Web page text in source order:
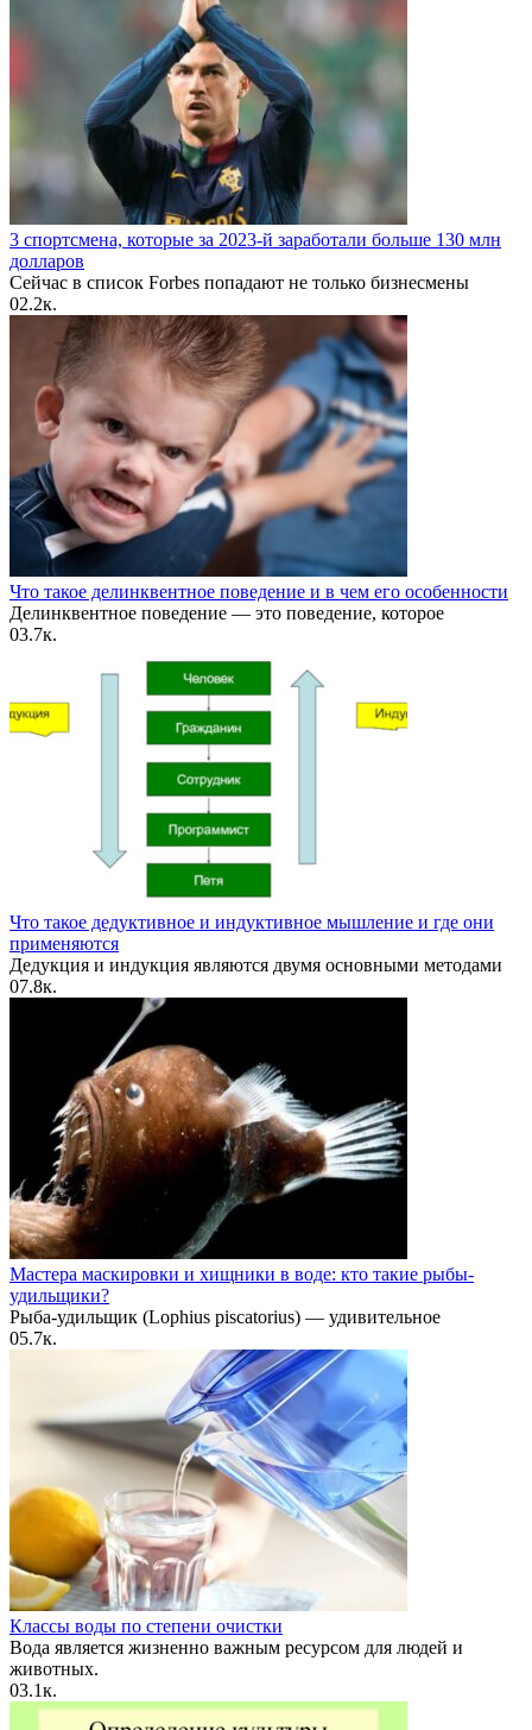
3 спортсмена, которые за 2023-й заработали больше 130 млн
долларов
Сейчас в список Forbes попадают не только бизнесмены
02.2к.
Что такое делинквентное поведение и в чем его особенности
Делинквентное поведение — это поведение, которое
03.7к.
Что такое дедуктивное и индуктивное мышление и где они
применяются
Дедукция и индукция являются двумя основными методами
07.8к.
Мастера маскировки и хищники в воде: кто такие рыбы-
удильщики?
Рыба-удильщик (Lophius piscatorius) — удивительное
05.7к.
Классы воды по степени очистки
Вода является жизненно важным ресурсом для людей и
животных.
03.1к.